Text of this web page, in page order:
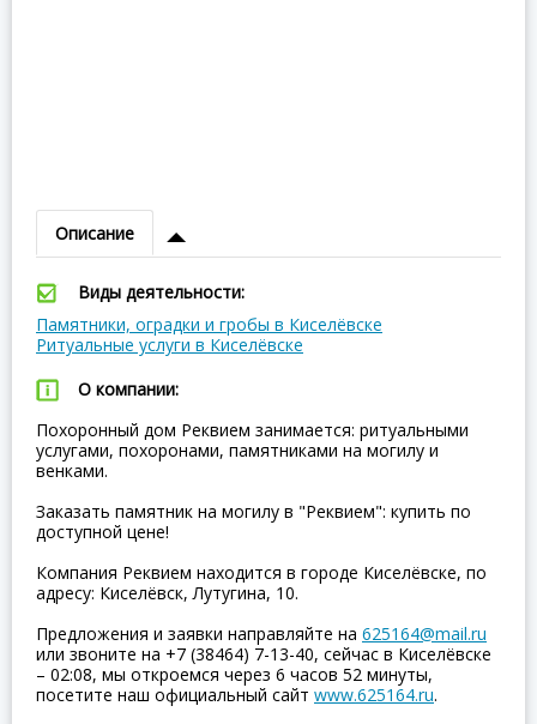
Описание
Виды деятельности:
Памятники, оградки и гробы в Киселёвске
Ритуальные услуги в Киселёвске
О компании:
Похоронный дом Реквием занимается: ритуальными
услугами, похоронами, памятниками на могилу и
венками.
Заказать памятник на могилу в "Реквием": купить по
доступной цене!
Компания Реквием находится в городе Киселёвске, по
адресу: Киселёвск, Лутугина, 10.
Предложения и заявки направляйте на 625164@mail.ru
или звоните на +7 (38464) 7-13-40, сейчас в Киселёвске
– 02:08, мы откроемся через 6 часов 52 минуты,
посетите наш официальный сайт www.625164.ru.